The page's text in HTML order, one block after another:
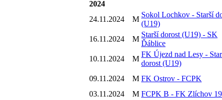
2024
24.11.2024
M
Sokol Lochkov - Starší
(U19)
16.11.2024
M
Starší dorost (U19) - SK
Ďáblice
10.11.2024
M
FK Újezd nad Lesy -
dorost (U19)
09.11.2024
M FK Ostrov - FCPK
03.11.2024
M FCPK B - FK Zlíchov